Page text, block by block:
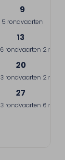
9
5 rondvaarten
13
6 rondvaarten 2
20
3 rondvaarten 2
27
3 rondvaarten 6